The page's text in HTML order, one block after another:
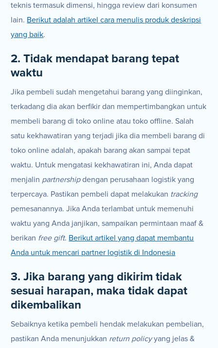
teknis termasuk dimensi, hingga review dari konsumen
lain. Berikut adalah artikel cara menulis produk deskripsi
yang baik.
2. Tidak mendapat barang tepat
waktu
Jika pembeli sudah mengetahui barang yang diinginkan,
terkadang dia akan berfikir dan mempertimbangkan untuk
membeli barang di toko online atau toko offline. Salah
satu kekhawatiran yang terjadi jika dia membeli barang di
toko online adalah, apakah barang akan sampai tepat
waktu. Untuk mengatasi kekhawatiran ini, Anda dapat
menjalin partnershipdengan perusahaan logistik yang
terpercaya. Pastikan pembeli dapat melakukan tracking
pemesanannya. Jika Anda terlambat untuk memenuhi
waktu yang Anda janjikan, sampaikan permintaan maaf &
berikan free gift. Berikut artikel yang dapat membantu
Anda untuk mencari partner logistik di Indonesia
3. Jika barang yang dikirim tidak
sesuai harapan, maka tidak dapat
dikembalikan
Sebaiknya ketika pembeli hendak melakukan pembelian,
pastikan Anda menunjukkan return policyyang jelas &